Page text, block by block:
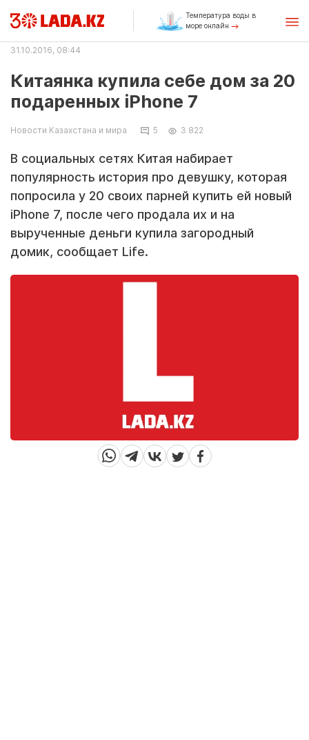
Температура воды в
море онлайн
31.10.2016, 08:44
Китаянка купила себе дом за 20
подаренных iPhone 7
Новости Казахстана и мира 5 3 822
В социальных сетях Китая набирает
популярность история про девушку, которая
попросила у 20 своих парней купить ей новый
iPhone 7, после чего продала их и на
вырученные деньги купила загородный
домик, сообщает Life.